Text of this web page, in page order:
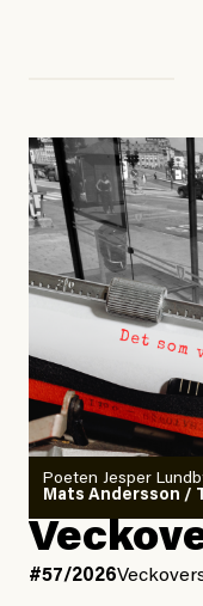
Poeten Jesper
Mats Andersson /
#57/2026